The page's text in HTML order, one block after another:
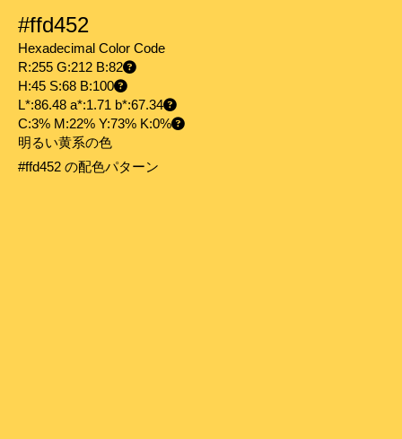
#ffd452
Hexadecimal Color Code
R:255 G:212 B:82
H:45 S:68 B:100
L*:86.48 a*:1.71 b*:67.34
C:3% M:22% Y:73% K:0%
明るい黄系の色
#ffd452 の配色パターン